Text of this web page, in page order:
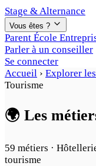
Stage & Alternance
Vous êtes ?
Parent École
Parler à un conseiller
Se connecter
Accueil › Explorer
Tourisme
🌍 Les
59 métiers ·
tourisme